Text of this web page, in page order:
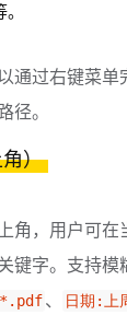
通过右键菜
径。
）
角，用户可在
键字。支持模
*.pdf、 日期:上